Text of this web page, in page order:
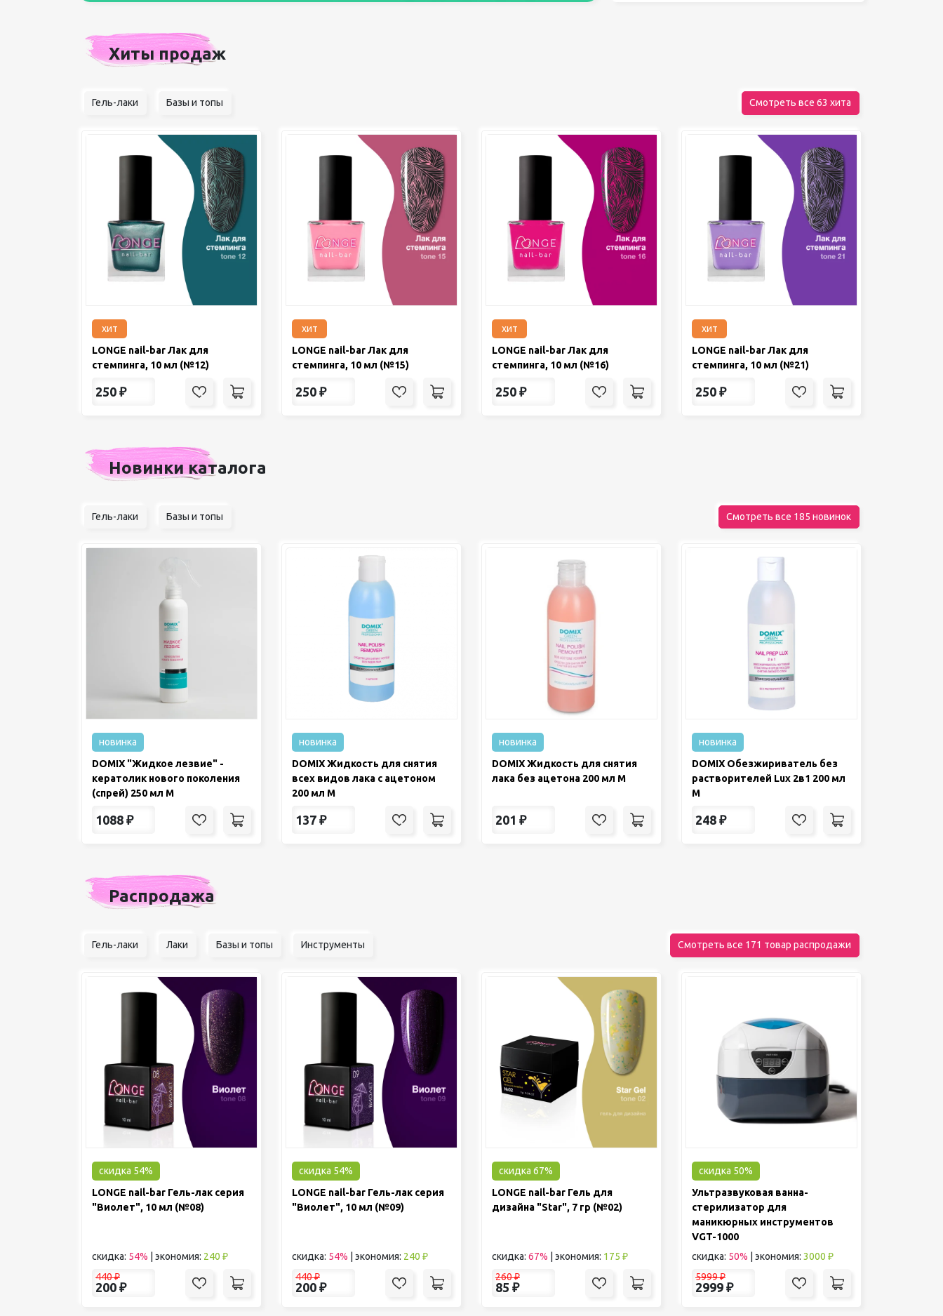
Полигели
Расходные материалы
Средства для кислотного и
щелочного педикюра
Стерилизаторы
Оборудование
Хиты продаж
Гель-лаки Базы и топы Смотреть все 63 хита
хит
LONGE nail-bar Лак для
стемпинга, 10 мл (№12)
250 ₽
хит
LONGE nail-bar Лак для
стемпинга, 10 мл (№15)
250 ₽
хит
LONGE nail-bar Лак для
стемпинга, 10 мл (№16)
250 ₽
хит
LONGE nail-bar Лак для
стемпинга, 10 мл (№21)
250 ₽
Новинки каталога
Гель-лаки Базы и топы Смотреть все 185 новинок
новинка
DOMIX "Жидкое лезвие" -
кератолик нового поколения
(спрей) 250 мл М
1088 ₽
новинка
DOMIX Жидкость для снятия
всех видов лака с ацетоном
200 мл М
137 ₽
новинка
DOMIX Жидкость для снятия
лака без ацетона 200 мл М
201 ₽
новинка
DOMIX Обезжириватель без
растворителей Lux 2в1 200 мл
М
248 ₽
Распродажа
Гель-лаки Лаки Базы и топы Инструменты Смотреть все 171 товар распродажи
скидка 54%
LONGE nail-bar Гель-лак серия
"Виолет", 10 мл (№08)
скидка: 54% | экономия: 240 ₽
440₽
200 ₽
скидка 54%
LONGE nail-bar Гель-лак серия
"Виолет", 10 мл (№09)
скидка: 54% | экономия: 240 ₽
440₽
200 ₽
скидка 67%
LONGE nail-bar Гель для
дизайна "Star", 7 гр (№02)
скидка: 67% | экономия: 175 ₽
260₽
85 ₽
скидка 50%
Ультразвуковая ванна-
стерилизатор для
маникюрных инструментов
VGT-1000
скидка: 50% | экономия: 3000 ₽
5999₽
2999 ₽